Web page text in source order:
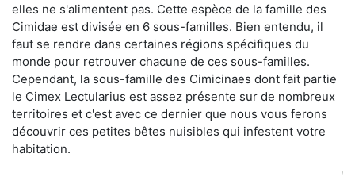
elles ne s'alimentent pas. Cette espèce de la famille des
Cimidae est divisée en 6 sous-familles. Bien entendu, il
faut se rendre dans certaines régions spécifiques du
monde pour retrouver chacune de ces sous-familles.
Cependant, la sous-famille des Cimicinaes dont fait partie
le Cimex Lectularius est assez présente sur de nombreux
territoires et c'est avec ce dernier que nous vous ferons
découvrir ces petites bêtes nuisibles qui infestent votre
habitation.